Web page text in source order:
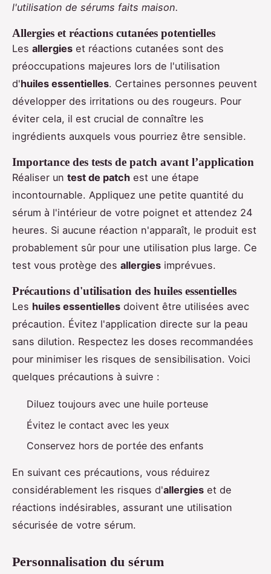
l'utilisation de sérums faits maison.
Allergies et réactions cutanées potentielles
Les allergies et réactions cutanées sont des
préoccupations majeures lors de l'utilisation
d'huiles essentielles. Certaines personnes peuvent
développer des irritations ou des rougeurs. Pour
éviter cela, il est crucial de connaître les
ingrédients auxquels vous pourriez être sensible.
Importance des tests de patch avant l’application
Réaliser un test de patch est une étape
incontournable. Appliquez une petite quantité du
sérum à l'intérieur de votre poignet et attendez 24
heures. Si aucune réaction n'apparaît, le produit est
probablement sûr pour une utilisation plus large. Ce
test vous protège des allergies imprévues.
Précautions d'utilisation des huiles essentielles
Les huiles essentielles doivent être utilisées avec
précaution. Évitez l'application directe sur la peau
sans dilution. Respectez les doses recommandées
pour minimiser les risques de sensibilisation. Voici
quelques précautions à suivre :
Diluez toujours avec une huile porteuse
Évitez le contact avec les yeux
Conservez hors de portée des enfants
En suivant ces précautions, vous réduirez
considérablement les risques d'allergies et de
réactions indésirables, assurant une utilisation
sécurisée de votre sérum.
Personnalisation du sérum